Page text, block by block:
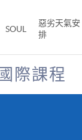
SOUL
惡劣天氣安
排
際課程